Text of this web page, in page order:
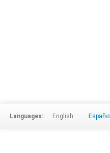
Languages: English Español